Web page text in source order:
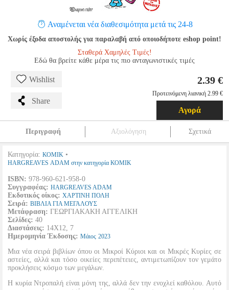
Αναμένεται νέα διαθεσιμότητα μετά τις 24-8
Χωρίς έξοδα αποστολής για παραλαβή από οποιοδήποτε eshop point!
Σταθερά Χαμηλές Τιμές!
Εδώ θα βρείτε κάθε μέρα τις πιο ανταγωνιστικές τιμές
Wishlist
Share
2.39 €
Προτεινόμενη λιανική 2.99 €
Αγορά
Περιγραφή Αξιολόγηση Σχετικά
Κατηγορία: ΚΟΜΙΚ •
HARGREAVES ADAM στην κατηγορία ΚΟΜΙΚ
ISBN: 978-960-621-958-0
Συγγραφέας: HARGREAVES ADAM
Εκδοτικός οίκος: ΧΑΡΤΙΝΗ ΠΟΛΗ
Σειρά: ΒΙΒΛΙΑ ΓΙΑ ΜΕΓΑΛΟΥΣ
Μετάφραση: ΓΕΩΡΓΙΑΚΑΚΗ ΑΓΓΕΛΙΚΗ
Σελίδες: 40
Διαστάσεις: 14Χ12, 7
Ημερομηνία Έκδοσης: Μάιος 2023
Μια νέα σειρά βιβλίων όπου οι Μικροί Κύριοι και οι Μικρές Κυρίες σε
αστείες, αλλά και τόσο οικείες περιπέτειες, αντιμετωπίζουν τον γεμάτο
προκλήσεις κόσμο των μεγάλων.
Η κυρία Ντροπαλή είναι μόνη της, αλλά δεν την ενοχλεί καθόλου. Αυτό